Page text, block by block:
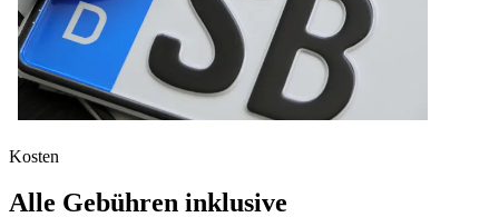
Kosten
Alle Gebühren inklusive